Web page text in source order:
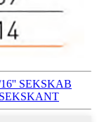
SEKSKAB